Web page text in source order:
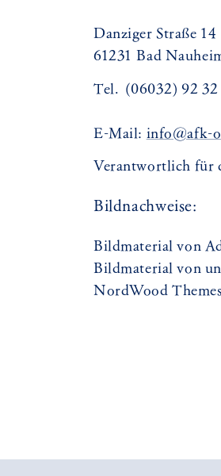
Danziger Straße 14
61231 Bad
Tel. (06032) 92 32
E-Mail: info@afk-
Verantwortlich für
Bildnachweise:
Bildmaterial von
Bildmaterial von
NordWood